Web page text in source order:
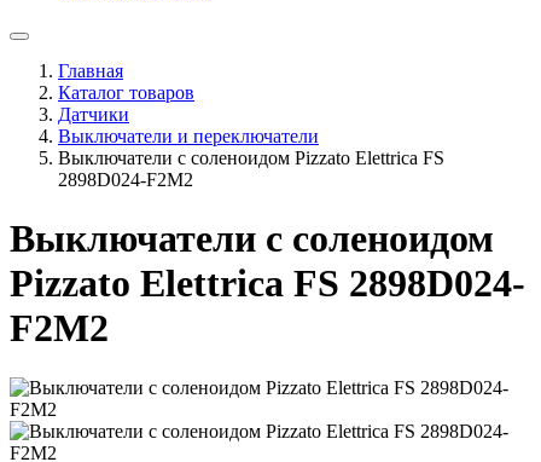
Главная
Каталог товаров
Датчики
Выключатели и переключатели
Выключатели с соленоидом Pizzato Elettrica FS
2898D024-F2M2
Выключатели с соленоидом
Pizzato Elettrica FS 2898D024-
F2M2